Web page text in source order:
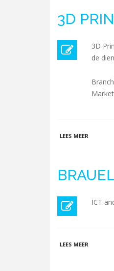
3D
3D
de
LEES MEER
ICT
LEES MEER